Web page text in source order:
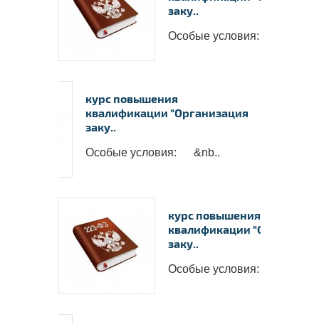
заку..
Особые условия: &nb..
курс повышения
квалификации "Организация
заку..
Особые условия: &nb..
курс повышения
квалификации
заку..
Особые условия: &nb..